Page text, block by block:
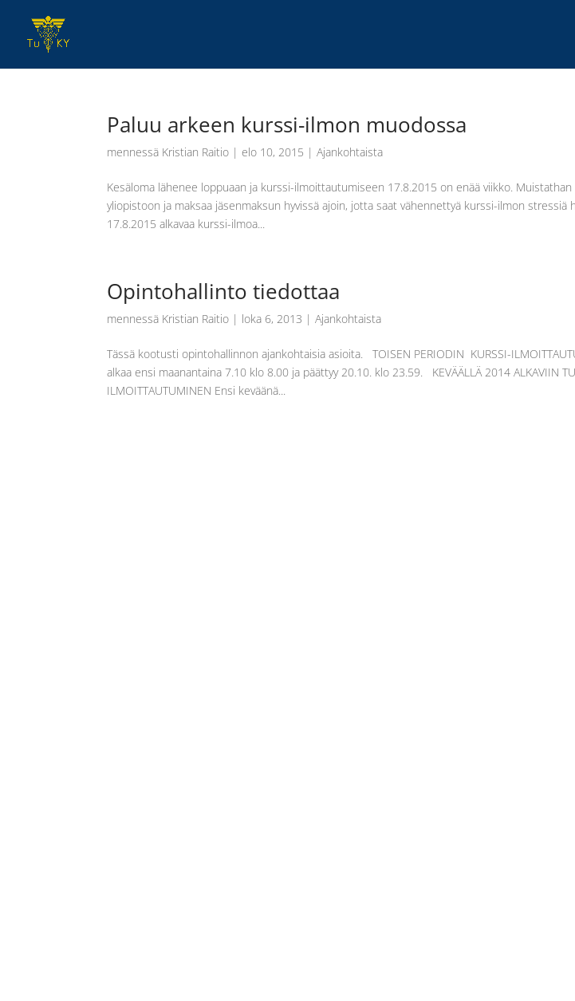
Paluu arkeen kurssi-ilmon muodossa
mennessä Kristian Raitio | elo 10, 2015 |Ajankohtaista
Kesäloma lähenee loppuaan ja kurssi-ilmoittautumiseen 17.8.2015 on enää viikko.
yliopistoon ja maksaa jäsenmaksun hyvissä ajoin, jotta saat vähennettyä kurssi-ilmon stressiä
17.8.2015 alkavaa kurssi-ilmoa...
Opintohallinto tiedottaa
mennessä Kristian Raitio | loka 6, 2013 |Ajankohtaista
Tässä kootusti opintohallinnon ajankohtaisia asioita. TOISEN PERIODIN KURSSI-
alkaa ensi maanantaina 7.10 klo 8.00 ja päättyy 20.10. klo 23.59. KEVÄÄLLÄ 2014 ALKAVIIN
ILMOITTAUTUMINEN Ensi keväänä...